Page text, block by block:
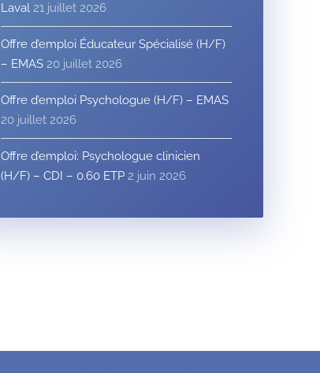
Laval 21 juillet 2026
Offre d’emploi Éducateur Spécialisé (H/F)
– EMAS 20 juillet 2026
Offre d’emploi Psychologue (H/F) – EMAS
20 juillet 2026
Offre d’emploi: Psychologue clinicien
(H/F) – CDI – 0.60 ETP 2 juin 2026